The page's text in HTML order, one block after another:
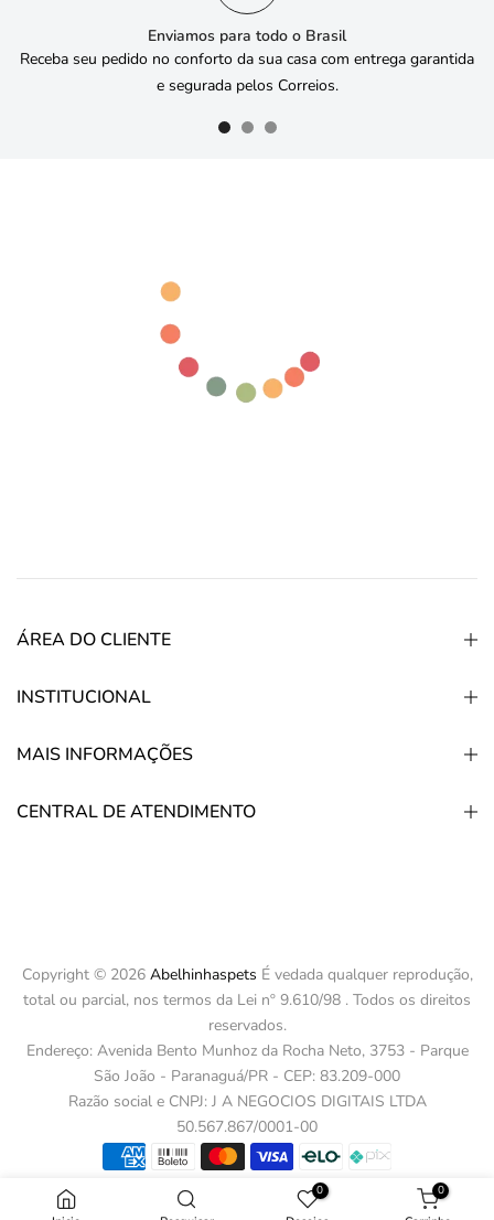
Enviamos para todo o Brasil
Receba seu pedido no conforto da sua casa com entrega garantida
e segurada pelos Correios.
ÁREA DO CLIENTE
INSTITUCIONAL
MAIS INFORMAÇÕES
CENTRAL DE ATENDIMENTO
Copyright © 2026 Abelhinhaspets É vedada qualquer reprodução,
total ou parcial, nos termos da Lei nº 9.610/98 . Todos os direitos
reservados.
Endereço: Avenida Bento Munhoz da Rocha Neto, 3753 - Parque
São João - Paranaguá/PR - CEP: 83.209-000
Razão social e CNPJ: J A NEGOCIOS DIGITAIS LTDA
50.567.867/0001-00
0 0